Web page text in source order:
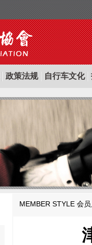
政策法规 自行车文化
MEMBER STYLE 会